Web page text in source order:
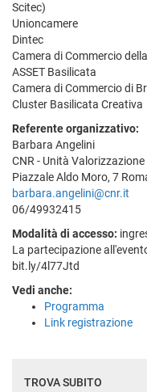
Scitec)
Unioncamere
Dintec
Camera di Commercio
ASSET Basilicata
Camera di Commercio di
Cluster Basilicata Creativa
Referente organizzativo:
Barbara Angelini
CNR - Unità Valorizzazione
Piazzale Aldo Moro, 7
barbara.angelini@cnr.it
06/49932415
Modalità di accesso:
La partecipazione
bit.ly/4l77Jtd
Vedi anche:
Programma
Link registrazione
TROVA SUBITO